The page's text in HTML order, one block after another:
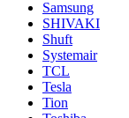
Samsung
SHIVAKI
Shuft
Systemair
TCL
Tesla
Tion